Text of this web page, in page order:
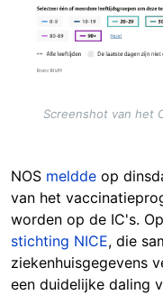
Screenshot van het
NOS meldde op
van het
worden op de IC's.
stichting NICE, die
ziekenhuisgegevens
een duidelijke daling